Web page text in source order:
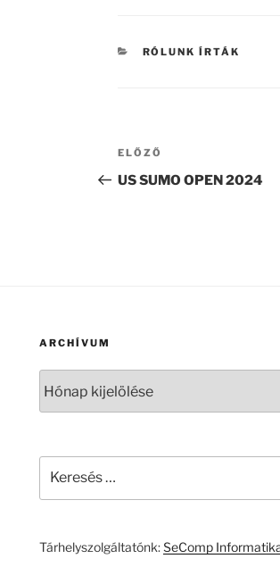
KATEGÓRIÁK
RÓLUNK ÍRTÁK
Bejegyzés
navigáció
Korábbi
bejegyzés
ELŐZŐ
US SUMO OPEN 2024
ARCHÍVUM
következő
Tárhelyszolgáltatónk:SeComp